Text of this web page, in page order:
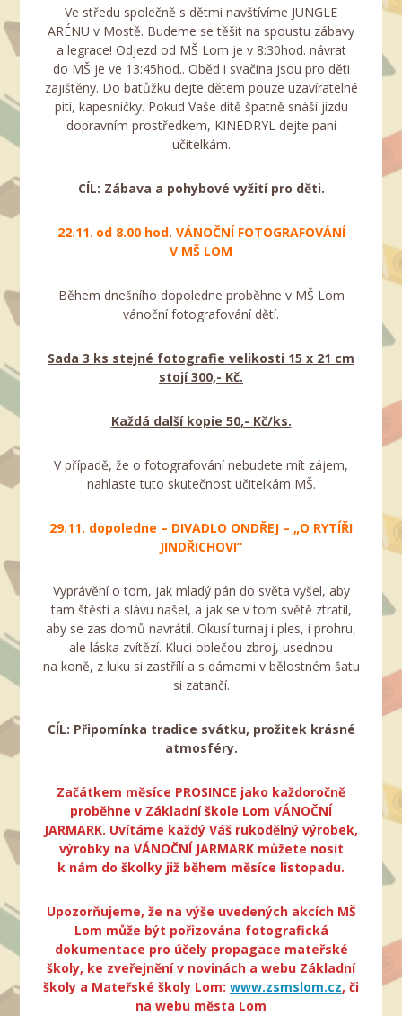
Ve středu společně s dětmi navštívíme JUNGLE
ARÉNU v Mostě. Budeme se těšit na spoustu zábavy
a legrace! Odjezd od MŠ Lom je v 8:30hod. návrat
do MŠ je ve 13:45hod.. Oběd i svačina jsou pro děti
zajištěny. Do batůžku dejte dětem pouze uzavíratelné
pití, kapesníčky. Pokud Vaše dítě špatně snáší jízdu
dopravním prostředkem, KINEDRYL dejte paní
učitelkám.
CÍL: Zábava a pohybové vyžití pro děti.
22.11. od 8.00 hod. VÁNOČNÍ FOTOGRAFOVÁNÍ
V MŠ LOM
Během dnešního dopoledne proběhne v MŠ Lom
vánoční fotografování dětí.
Sada 3 ks stejné fotografie velikosti 15 x 21 cm
stojí 300,- Kč.
Každá další kopie 50,- Kč/ks.
V případě, že o fotografování nebudete mít zájem,
nahlaste tuto skutečnost učitelkám MŠ.
29.11. dopoledne – DIVADLO ONDŘEJ – „O RYTÍŘI
JINDŘICHOVI“
Vyprávění o tom, jak mladý pán do světa vyšel, aby
tam štěstí a slávu našel, a jak se v tom světě ztratil,
aby se zas domů navrátil. Okusí turnaj i ples, i prohru,
ale láska zvítězí. Kluci oblečou zbroj, usednou
na koně, z luku si zastřílí a s dámami v bělostném šatu
si zatančí.
CÍL: Připomínka tradice svátku, prožitek krásné
atmosféry.
Začátkem měsíce PROSINCE jako každoročně
proběhne v Základní škole Lom VÁNOČNÍ
JARMARK. Uvítáme každý Váš rukodělný výrobek,
výrobky na VÁNOČNÍ JARMARK můžete nosit
k nám do školky již během měsíce listopadu.
Upozorňujeme, že na výše uvedených akcích MŠ
Lom může být pořizována fotografická
dokumentace pro účely propagace mateřské
školy, ke zveřejnění v novinách a webu Základní
školy a Mateřské školy Lom: www.zsmslom.cz, či
na webu města Lom